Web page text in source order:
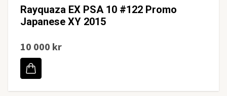
Rayquaza EX PSA 10 #122 Promo
Japanese XY 2015
10 000 kr